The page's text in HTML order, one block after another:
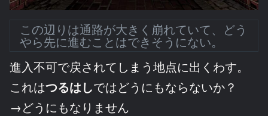
この辺りは通路が大きく崩れていて、どう
やら先に進むことはできそうにない。
進入不可で戻されてしまう地点に出くわす。
これはつるはしではどうにもならないか？
→どうにもなりません